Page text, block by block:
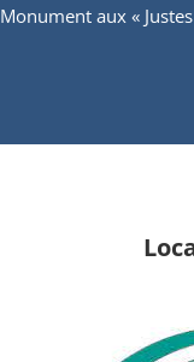
Monument aux «